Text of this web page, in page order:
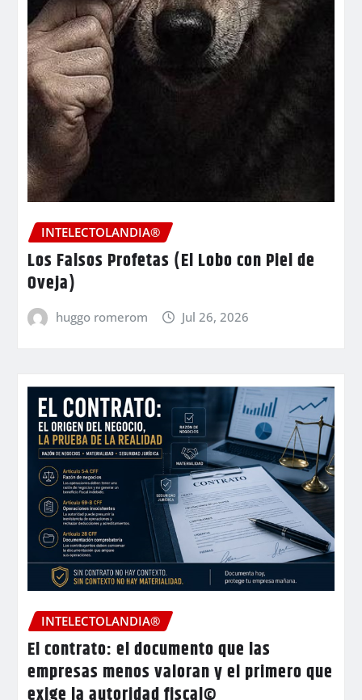
INTELECTOLANDIA®
Los Falsos Profetas (El Lobo con Piel de
Oveja)
huggo romerom Jul 26, 2026
INTELECTOLANDIA®
El contrato: el documento que las
empresas menos valoran y el primero que